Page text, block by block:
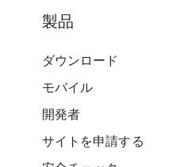
製品
ダウンロード
モバイル
開発者
サイトを申請する